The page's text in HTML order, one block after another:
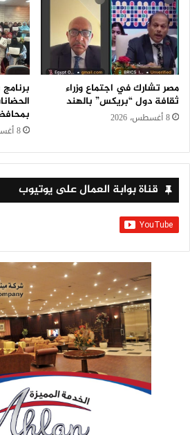
مصر تشارك في اجتماع وزراء
ثقافة دول “بريكس” بالهند
8 أغسطس، 2026
8 أغسطس، 2026
قناة بوابة العمال على يوتيوب